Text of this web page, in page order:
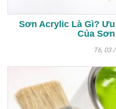
Sơn Acrylic Là Gì?
Của
T6, 03